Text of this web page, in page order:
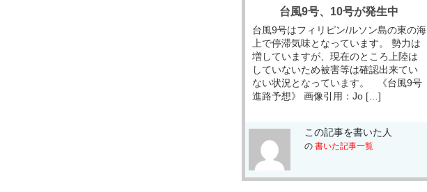
台風9号、10号が発生中
台風9号はフィリピン/ルソン島の東の海
上で停滞気味となっています。 勢力は
増していますが、現在のところ上陸は
していないため被害等は確認出来てい
ない状況となっています。 《台風9号
進路予想》 画像引用：Jo […]
この記事を書いた人
の 書いた記事一覧